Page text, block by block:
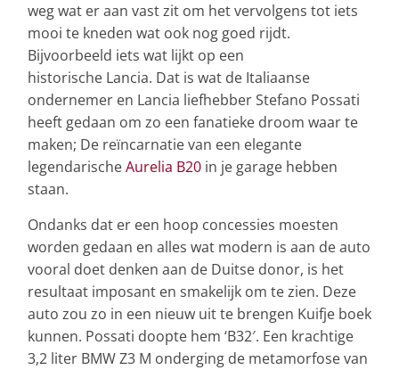
weg wat er aan vast zit om het vervolgens tot iets
mooi te kneden wat ook nog goed rijdt.
Bijvoorbeeld iets wat lijkt op een
historische Lancia. Dat is wat de Italiaanse
ondernemer en Lancia liefhebber Stefano Possati
heeft gedaan om zo een fanatieke droom waar te
maken; De reïncarnatie van een elegante
legendarischeAurelia B20 in je garage hebben
staan.
Ondanks dat er een hoop concessies moesten
worden gedaan en alles wat modern is aan de auto
vooral doet denken aan de Duitse donor, is het
resultaat imposant en smakelijk om te zien. Deze
auto zou zo in een nieuw uit te brengen Kuifje boek
kunnen. Possati doopte hem ‘B32′. Een krachtige
3,2 liter BMW Z3 M onderging de metamorfose van